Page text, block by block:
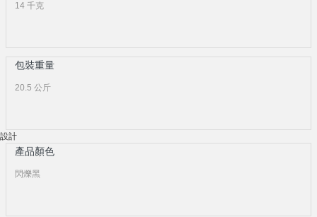
14 千克
包裝重量
20.5 公斤
設計
產品顏色
閃爍黑